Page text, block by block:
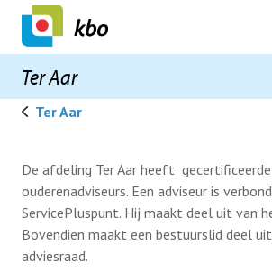
Ter Aar
Ter Aar
Over ons
Ter Aar
De afdeling Ter Aar heeft
ouderenadviseurs. Een adviseur is
ServicePluspunt. Hij maakt deel uit van
Bovendien maakt een bestuurslid deel
adviesraad.